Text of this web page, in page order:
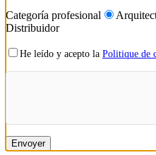
Categoría profesional
Distribuidor
He leído y acepto la Politique de